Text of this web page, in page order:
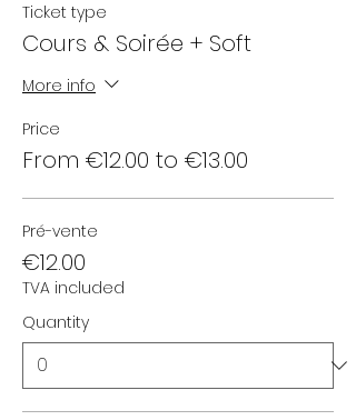
Ticket type
Cours & Soirée + Soft
More info
Price
From €12.00 to €13.00
Pré-vente
€12.00
TVA included
Quantity